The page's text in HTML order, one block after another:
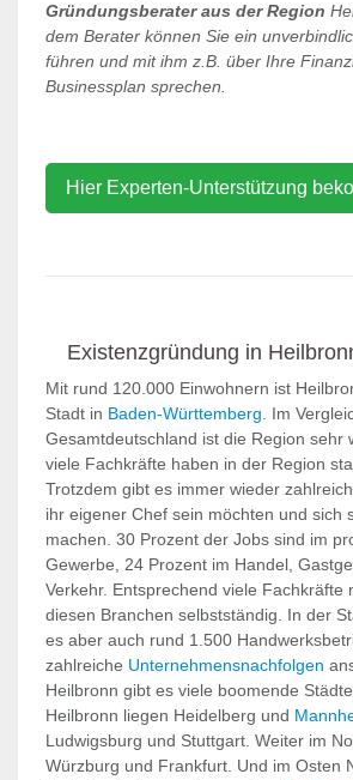
Gründungsberater aus der Region
dem Berater können Sie ein
führen und mit ihm z.B. über Ihre
Businessplan sprechen.
Hier Experten-Unterstützung
Existenzgründung in
Mit rund 120.000 Einwohnern ist
Stadt in Baden-Württemberg. Im
Gesamtdeutschland ist die Region sehr
viele Fachkräfte haben in der Region
Trotzdem gibt es immer wieder
ihr eigener Chef sein möchten und sich
machen. 30 Prozent der Jobs sind im
Gewerbe, 24 Prozent im Handel,
Verkehr. Entsprechend viele Fachkräfte
diesen Branchen selbstständig. In der
es aber auch rund 1.500
zahlreiche Unternehmensnachfolgen
Heilbronn gibt es viele boomende
Heilbronn liegen Heidelberg und
Ludwigsburg und Stuttgart. Weiter im
Würzburg und Frankfurt. Und im Osten